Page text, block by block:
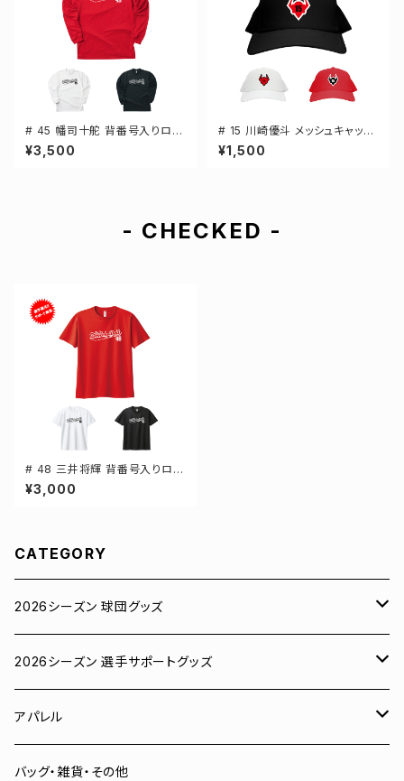
# 45 幡司十舵 背番号入りロゴ
ドライTシャツ 長袖 選手還元 3
カラー S-5Lサイズ 000304
¥3,500
# 15 川崎優斗 メッシュキャップ
選手還元 3カラー 000700
¥1,500
- CHECKED -
# 48 三井将輝 背番号入りロゴ
ドライTシャツ 半袖 選手還元 3
カラー S-5Lサイズ 000300
¥3,000
CATEGORY
2026シーズン 球団グッズ
ユニフォーム
Tシャツ
スウェット
2026シーズン 選手サポートグッズ
# 00 蓮
# 0 岡田竜汰
アパレル
スウェット・パーカー
バッグ・雑貨・その他